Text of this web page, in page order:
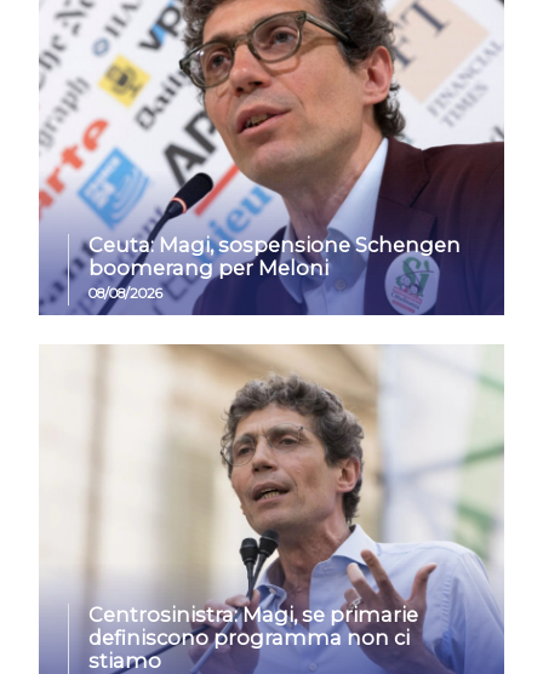
Ceuta: Magi, sospensione Schengen
boomerang per Meloni
08/08/2026
Centrosinistra: Magi, se primarie
definiscono programma non ci
stiamo